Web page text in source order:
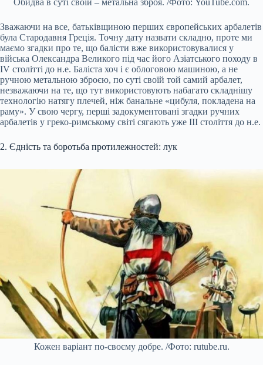
Зважаючи на все, батьківщиною перших європейських арбалетів
була Стародавня Греція. Точну дату назвати складно, проте ми
маємо згадки про те, що балісти вже використовувалися у
війська Олександра Великого під час його Азіатського походу в
IV столітті до н.е. Баліста хоч і є облоговою машиною, а не
ручною метальною зброєю, по суті своїй той самий арбалет,
незважаючи на те, що тут використовують набагато складнішу
технологію натягу плечей, ніж банальне «цибуля, покладена на
раму». У свою чергу, перші задокументовані згадки ручних
арбалетів у греко-римському світі сягають уже III століття до н.е.
2. Єдність та боротьба протилежностей: лук
Кожен варіант по-своєму добре. /Фото: rutube.ru.